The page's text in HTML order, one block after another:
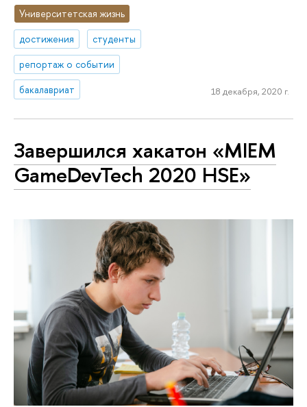
Университетская жизнь
достижения
студенты
репортаж о событии
бакалавриат
18 декабря, 2020 г.
Завершился хакатон «MIEM
GameDevTech 2020 HSE»